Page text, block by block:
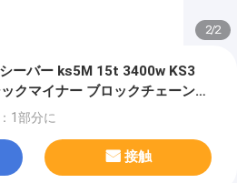
2/2
ーバー ks5M 15t 3400w KS3
クマイナー ブロックチェーンマ
1部分に
接触